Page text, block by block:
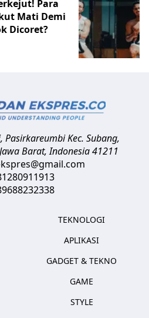
Para
Mati Demi
Dicoret?
Pasirkareumbi Kec. Subang,
Barat,Indonesia41211
TEKNOLOGI
APLIKASI
GADGET & TEKNO
GAME
STYLE